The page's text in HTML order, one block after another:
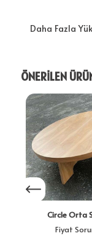
Daha Fazla
ÖNERİLEN
Circle Orta
Fiyat